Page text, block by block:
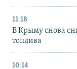
11:18
В Крыму снова
топлива
10:14